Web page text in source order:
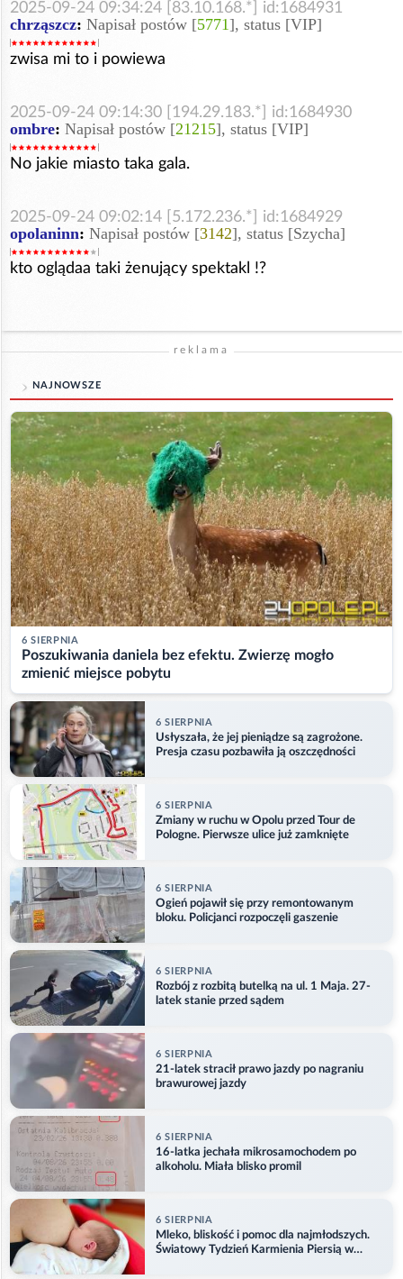
2025-09-24 09:34:24 [83.10.168.*] id:1684931
chrząszcz: Napisał postów [5771], status [VIP]
zwisa mi to i powiewa
2025-09-24 09:14:30 [194.29.183.*] id:1684930
ombre: Napisał postów [21215], status [VIP]
No jakie miasto taka gala.
2025-09-24 09:02:14 [5.172.236.*] id:1684929
opolaninn: Napisał postów [3142], status [Szycha]
kto oglądaa taki żenujący spektakl !?
reklama
NAJNOWSZE
6 SIERPNIA
Poszukiwania daniela bez efektu. Zwierzę mogło
zmienić miejsce pobytu
6 SIERPNIA
Usłyszała, że jej pieniądze są zagrożone.
Presja czasu pozbawiła ją oszczędności
6 SIERPNIA
Zmiany w ruchu w Opolu przed Tour de
Pologne. Pierwsze ulice już zamknięte
6 SIERPNIA
Ogień pojawił się przy remontowanym
bloku. Policjanci rozpoczęli gaszenie
6 SIERPNIA
Rozbój z rozbitą butelką na ul. 1 Maja. 27-
latek stanie przed sądem
6 SIERPNIA
21-latek stracił prawo jazdy po nagraniu
brawurowej jazdy
6 SIERPNIA
16-latka jechała mikrosamochodem po
alkoholu. Miała blisko promil
6 SIERPNIA
Mleko, bliskość i pomoc dla najmłodszych.
Światowy Tydzień Karmienia Piersią w